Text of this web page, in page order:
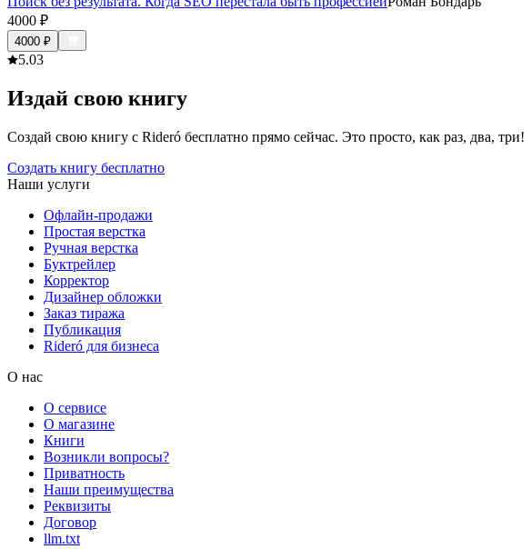
4000 ₽
4000 ₽
5.03
Издай свою книгу
Создай свою книгу с Rideró бесплатно прямо сейчас. Это просто, как раз, два, три!
Создать книгу бесплатно
Наши услуги
Офлайн-продажи
Простая верстка
Ручная верстка
Буктрейлер
Корректор
Дизайнер обложки
Заказ тиража
Публикация
Rideró для бизнеса
О нас
О сервисе
О магазине
Книги
Возникли вопросы?
Приватность
Наши преимущества
Реквизиты
Договор
llm.txt